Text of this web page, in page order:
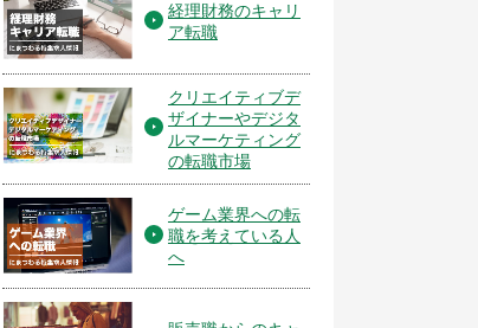
経理財務のキャリ
ア転職
クリエイティブデ
ザイナーやデジタ
ルマーケティング
の転職市場
ゲーム業界への転
職を考えている人
へ